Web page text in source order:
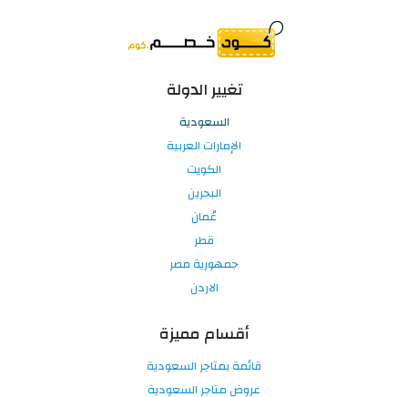
تغيير الدولة
السعودية
الإمارات العربية
الكويت
البحرين
عُمان
قطر
جمهورية مصر
الاردن
أقسام مميزة
قائمة بمتاجر السعودية
عروض متاجر السعودية